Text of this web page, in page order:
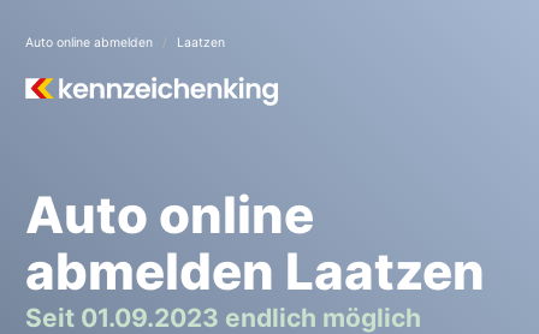
Auto online abmelden Laatzen
Auto online
abmelden Laatzen
Seit 01.09.2023 endlich möglich